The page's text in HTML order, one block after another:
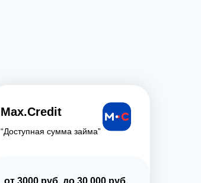
Max.Credit
“Доступная сумма займа”
от 3000 руб. до 30 000 руб.